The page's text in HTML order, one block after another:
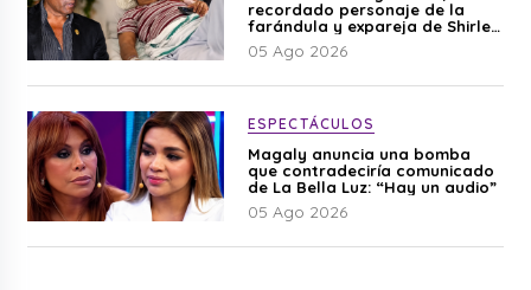
recordado personaje de la
farándula y expareja de Shirley
Cherres
05 Ago 2026
ESPECTÁCULOS
Magaly anuncia una bomba
que contradeciría comunicado
de La Bella Luz: “Hay un audio”
05 Ago 2026